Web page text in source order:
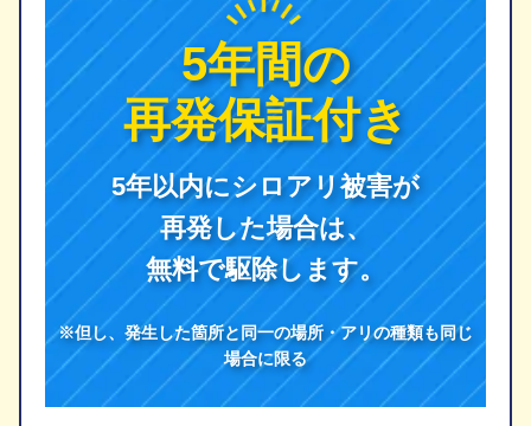
5年間の
再発保証付き
5年以内にシロアリ被害が
再発した場合は、
無料で駆除します。
※但し、発生した箇所と同一の場所・アリの種類も同じ
場合に限る